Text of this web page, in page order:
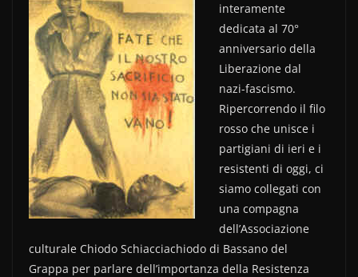
e
b
o
o
k
er di
vi
di
interamente
dedicata al 70°
anniversario della
Liberazione dal
nazi-fascismo.
Ripercorrendo il filo
rosso che unisce i
partigiani di ieri e i
resistenti di oggi, ci
siamo collegati con
una compagna
dell’Associazione
culturale Chiodo Schiacciachiodo di Bassano del
Grappa per parlare dell’importanza della Resistenza